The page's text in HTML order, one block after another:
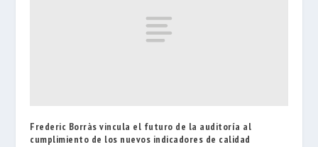
Frederic Borràs vincula el futuro de la auditoría al
cumplimiento de los nuevos indicadores de calidad